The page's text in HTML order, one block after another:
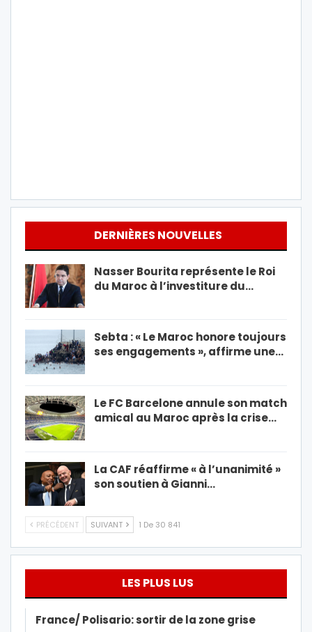
DERNIÈRES NOUVELLES
Nasser Bourita représente le Roi
du Maroc à l’investiture du…
Sebta : « Le Maroc honore toujours
ses engagements », affirme une…
Le FC Barcelone annule son match
amical au Maroc après la crise…
La CAF réaffirme « à l’unanimité »
son soutien à Gianni…
PRÉCÉDENT SUIVANT 1 De 30 841
LES PLUS LUS
France/ Polisario: sortir de la zone grise